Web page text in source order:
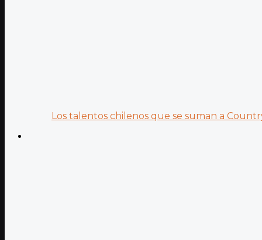
Los talentos chilenos que se suman a